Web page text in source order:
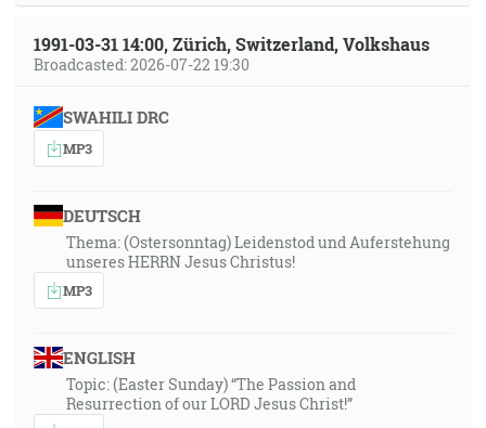
1991-03-31 14:00, Zürich, Switzerland, Volkshaus
Broadcasted: 2026-07-22 19:30
SWAHILI DRC
MP3
DEUTSCH
Thema: (Ostersonntag) Leidenstod und Auferstehung
unseres HERRN Jesus Christus!
MP3
ENGLISH
Topic: (Easter Sunday) “The Passion and
Resurrection of our LORD Jesus Christ!”